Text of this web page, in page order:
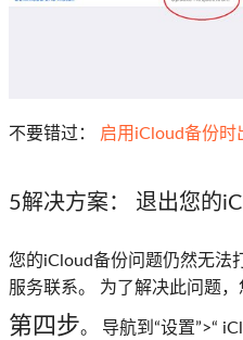
不要错过： 启用iCloud备份时
5解决方案： 退出您的
您的iCloud备份问题仍然无法
服务联系。 为了解决此问题，
第四步。 导航到“设置”>“